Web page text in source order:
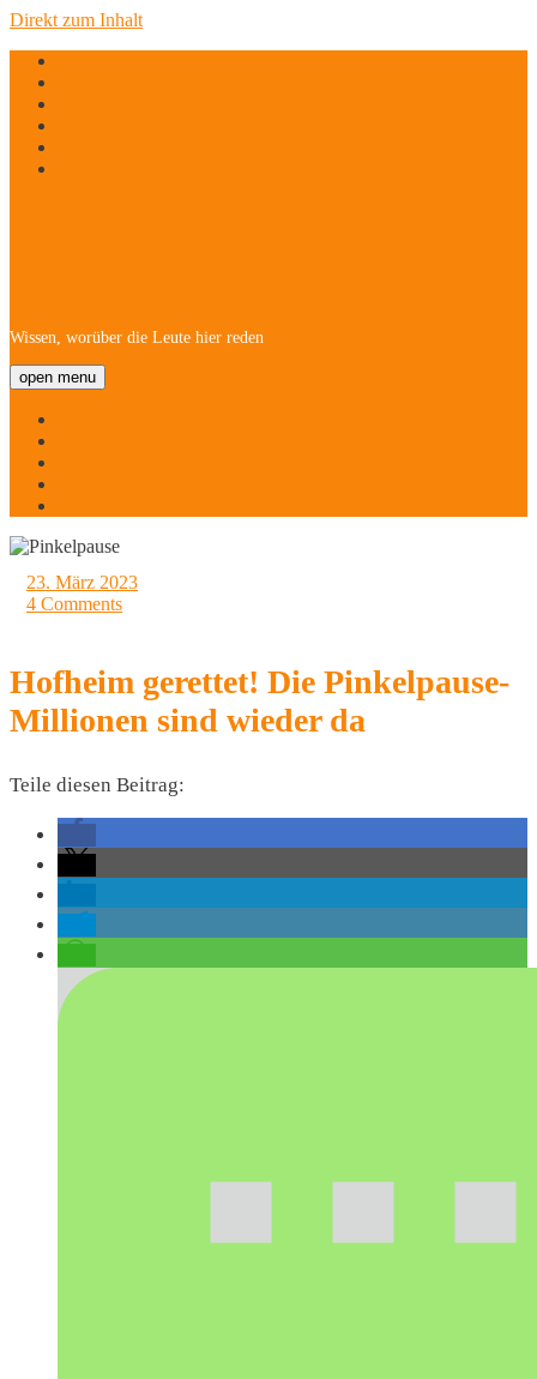
Direkt zum Inhalt
Wissen, worüber die Leute hier reden
open menu
23. März 2023
4 Comments
Hofheim gerettet! Die Pinkelpause-
Millionen sind wieder da
Teile diesen Beitrag: